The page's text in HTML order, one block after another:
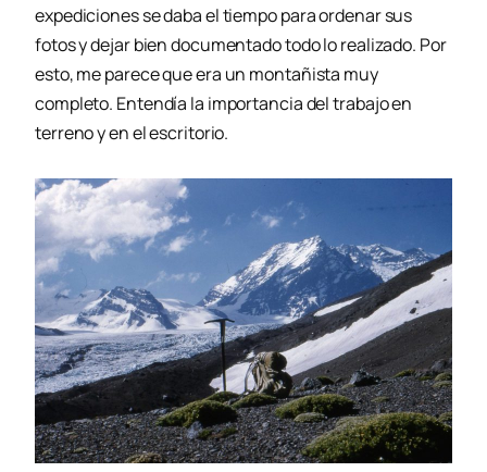
expediciones se daba el tiempo para ordenar sus
fotos y dejar bien documentado todo lo realizado. Por
esto, me parece que era un montañista muy
completo. Entendía la importancia del trabajo en
terreno y en el escritorio.